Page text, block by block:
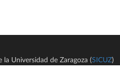
Universidad de Zaragoza (SICUZ)